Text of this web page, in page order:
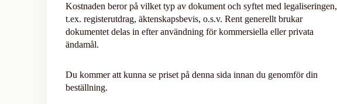
Kostnaden beror på vilket typ av dokument och syftet med legaliseringen,
t.ex. registerutdrag, äktenskapsbevis, o.s.v. Rent generellt brukar
dokumentet delas in efter användning för kommersiella eller privata
ändamål.
Du kommer att kunna se priset på denna sida innan du genomför din
beställning.